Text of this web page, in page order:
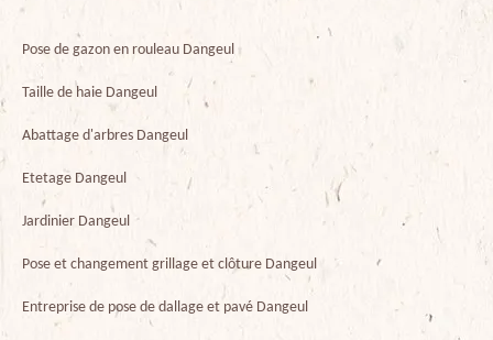
Pose de gazon en rouleau Dangeul
Taille de haie Dangeul
Abattage d'arbres Dangeul
Etetage Dangeul
Jardinier Dangeul
Pose et changement grillage et clôture Dangeul
Entreprise de pose de dallage et pavé Dangeul